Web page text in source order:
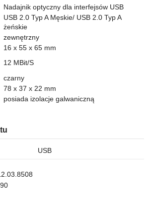
Nadajnik optyczny dla interfejsów USB
USB 2.0 Typ A Męskie/ USB 2.0 Typ A
żeńskie
zewnętrzny
16 x 55 x 65 mm
12 MBit/S
czarny
78 x 37 x 22 mm
posiada izolacje galwaniczną
USB